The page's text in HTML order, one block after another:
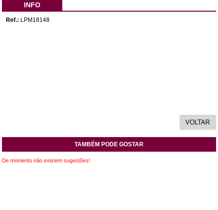
INFO
Ref.: LPM18148
TAMBÉM PODE GOSTAR
De momento não existem sugestões!